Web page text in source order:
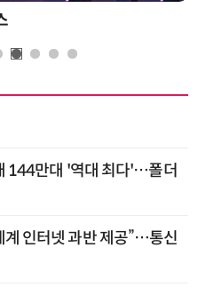
144만대 '역대 최다'…폴더
계 인터넷 과반 제공”…통신